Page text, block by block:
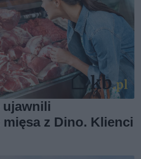
ujawnili
z Dino. Klienci